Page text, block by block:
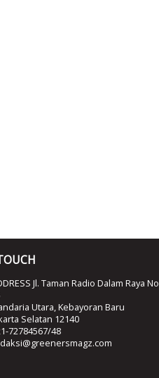
Jl. Taman Radio Dalam Raya No
Utara, Kebayoran Baru
Selatan 12140
72784567/48